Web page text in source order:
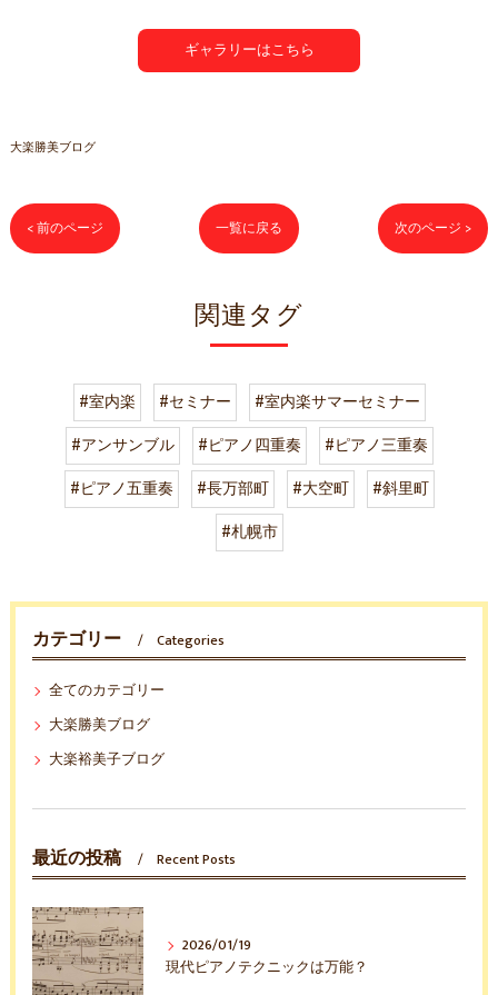
ギャラリーはこちら
大楽勝美ブログ
< 前のページ 一覧に戻る 次のページ >
関連タグ
#室内楽 #セミナー
#室内楽サマーセミナー
#アンサンブル
#ピアノ四重奏
#ピアノ三重奏
#ピアノ五重奏
#長万部町 #大空町
#斜里町
#札幌市
カテゴリー Categories
全てのカテゴリー
大楽勝美ブログ
大楽裕美子ブログ
最近の投稿 Recent Posts
2026/01/19
現代ピアノテクニックは万能？